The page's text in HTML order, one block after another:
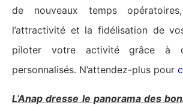
de nouveaux temps
l’attractivité et la fidélisation de
piloter votre activité grâce à
personnalisés. N’attendez-plus pour
L’Anap dresse le panorama des